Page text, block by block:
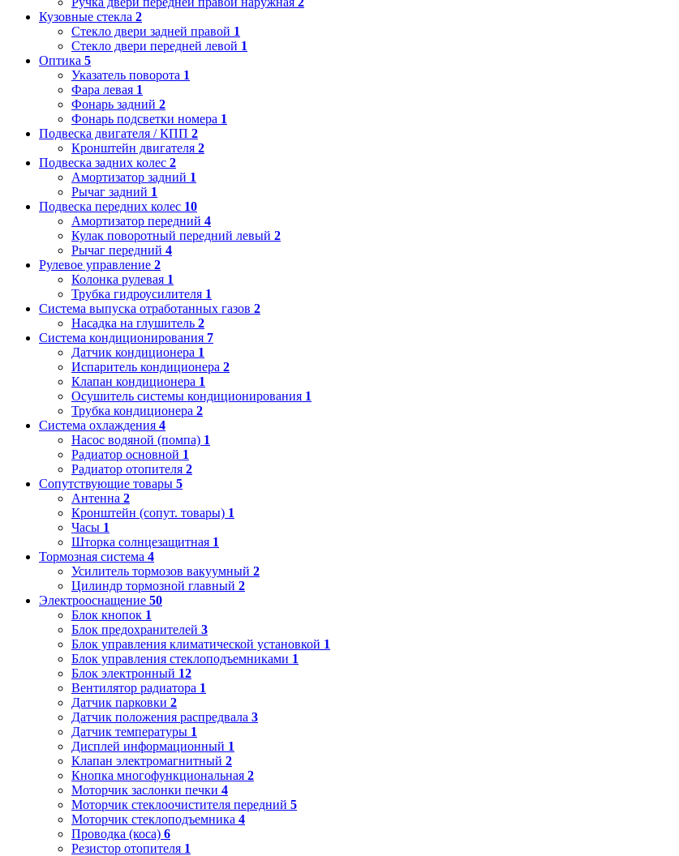
Кузовные стекла 2
Стекло двери задней правой 1
Стекло двери передней левой 1
Оптика 5
Указатель поворота 1
Фара левая 1
Фонарь задний 2
Фонарь подсветки номера 1
Подвеска двигателя / КПП 2
Кронштейн двигателя 2
Подвеска задних колес 2
Амортизатор задний 1
Рычаг задний 1
Подвеска передних колес 10
Амортизатор передний 4
Кулак поворотный передний левый 2
Рычаг передний 4
Рулевое управление 2
Колонка рулевая 1
Трубка гидроусилителя 1
Система выпуска отработанных газов 2
Насадка на глушитель 2
Система кондиционирования 7
Датчик кондиционера 1
Испаритель кондиционера 2
Клапан кондиционера 1
Осушитель системы кондиционирования 1
Трубка кондиционера 2
Система охлаждения 4
Насос водяной (помпа) 1
Радиатор основной 1
Радиатор отопителя 2
Сопутствующие товары 5
Антенна 2
Кронштейн (сопут. товары) 1
Часы 1
Шторка солнцезащитная 1
Тормозная система 4
Усилитель тормозов вакуумный 2
Цилиндр тормозной главный 2
Электрооснащение 50
Блок кнопок 1
Блок предохранителей 3
Блок управления климатической установкой 1
Блок управления стеклоподъемниками 1
Блок электронный 12
Вентилятор радиатора 1
Датчик парковки 2
Датчик положения распредвала 3
Датчик температуры 1
Дисплей информационный 1
Клапан электромагнитный 2
Кнопка многофункциональная 2
Моторчик заслонки печки 4
Моторчик стеклоочистителя передний 5
Моторчик стеклоподъемника 4
Проводка (коса) 6
Резистор отопителя 1